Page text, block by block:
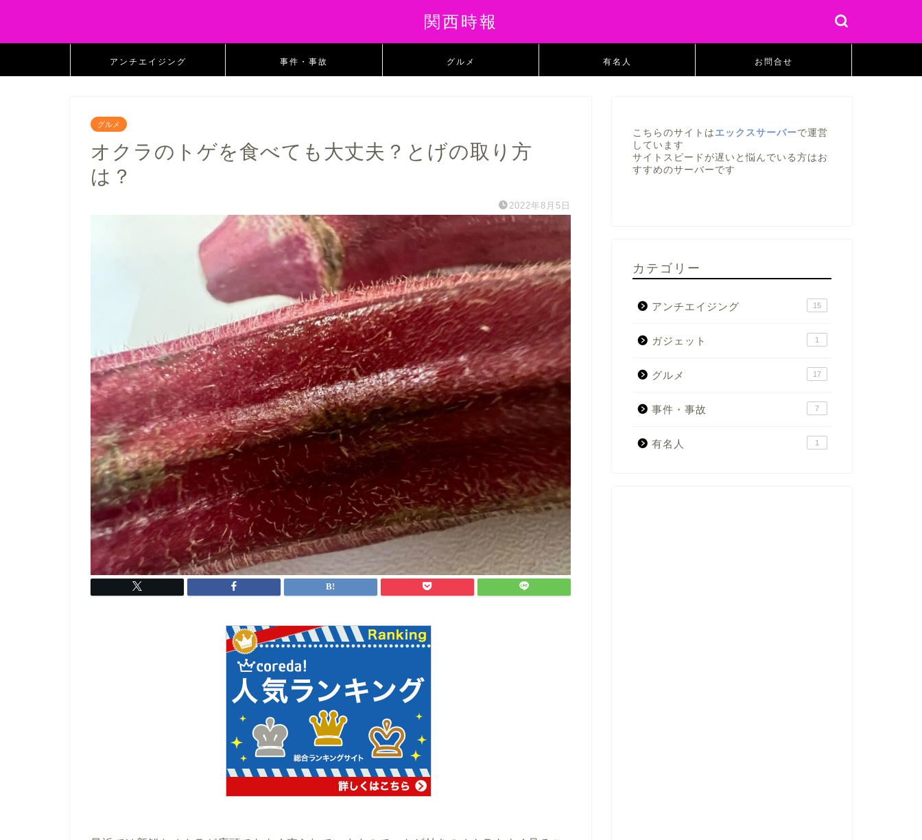
関西時報
アンチエイジング 事件・事故 グルメ 有名人 お問合せ
グルメ
オクラのトゲを食べても大丈夫？とげの取り方
は？
2022年8月5日
こちらのサイトは エックスサーバーで運営
しています
サイトスピードが遅いと悩んでいる方はお
すすめのサーバーです
カテゴリー
アンチエイジング 15
ガジェット 1
グルメ 17
事件・事故 7
有名人 1